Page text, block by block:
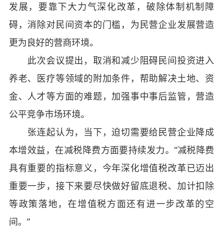
发展，要靠下大力气深化改革，破除体制机制障
碍，消除对民间资本的门槛，为民营企业发展营造
更为良好的营商环境。
此次会议提出，取消和减少阻碍民间投资进入
养老、医疗等领域的附加条件，帮助解决土地、资
金、人才等方面的难题，加强事中事后监管，营造
公平竞争市场环境。
张连起认为，当下，迫切需要给民营企业降成
本增效益，在减税降费方面要持续发力。“减税降费
具有重要的指标意义，今年深化增值税改革已迈出
重要一步，接下来要尽快做好留底退税、加计扣除
等政策落地，在增值税方面还有进一步改革的空
间。”